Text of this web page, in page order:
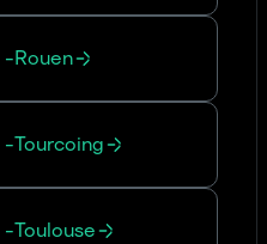
-Rouen
-Tourcoing
-Toulouse